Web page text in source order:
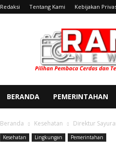
Redaksi Tentang Kami Kebijakan
News
BERANDA PEMERINTAHAN
Beranda Kesehatan Direktur
Kesehatan Lingkungan Pemerintahan